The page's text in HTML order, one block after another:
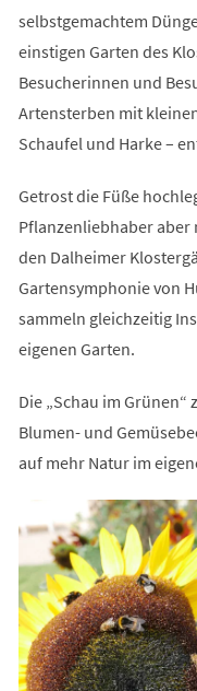
selbstgemachtem
einstigen Garten des
Besucherinnen und
Artensterben mit
Schaufel und Harke –
Getrost die Füße
Pflanzenliebhaber aber
den Dalheimer
Gartensymphonie von
sammeln gleichzeitig
eigenen Garten.
Die „Schau im
Blumen- und
auf mehr Natur im